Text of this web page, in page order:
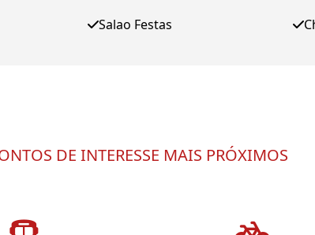
Salao Festas
DE INTERESSE MAIS PRÓXIMOS